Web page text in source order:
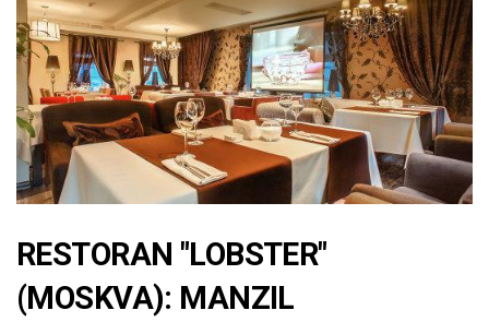
RESTORAN "LOBSTER"
(MOSKVA): MANZIL